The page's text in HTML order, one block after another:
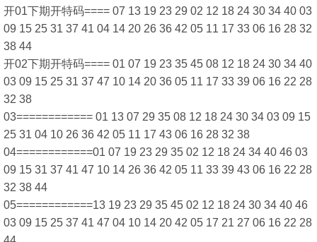
开01下期开特码==== 07 13 19 23 29 02 12 18 24 30 34 40 03
09 15 25 31 37 41 04 14 20 26 36 42 05 11 17 33 06 16 28 32
38 44
开02下期开特码==== 01 07 19 23 35 45 08 12 18 24 30 34 40
03 09 15 25 31 37 47 10 14 20 36 05 11 17 33 39 06 16 22 28
32 38
03============ 01 13 07 29 35 08 12 18 24 30 34 03 09 15
25 31 04 10 26 36 42 05 11 17 43 06 16 28 32 38
04============01 07 19 23 29 35 02 12 18 24 34 40 46 03
09 15 31 37 41 47 10 14 26 36 42 05 11 33 39 43 06 16 22 28
32 38 44
05============13 19 23 29 35 45 02 12 18 24 30 34 40 46
03 09 15 25 37 41 47 04 10 14 20 42 05 17 21 27 06 16 22 28